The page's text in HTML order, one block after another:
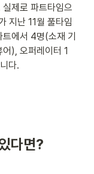
실제로 파트타임으
지난 11월 풀타임
에서 4명(소재 기
), 오퍼레이터 1
다.
다면?